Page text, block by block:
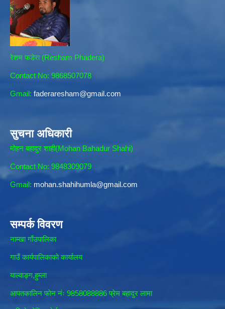
रेशम फडेरा (Resham Phadera)
Contact No: 9868507078
Gmail: faderaresham@gmail.com
सुचना अधिकारी
मोहन बहादुर शाही(Mohan Bahadur Shahi)
Contact No: 9848309079
Gmail: mohan.shahihumla@gmail.com
सम्पर्क विवरण
नाम्खा गाँउपालिका
गाउँ कार्यपालिकाकाे कार्यालय
याल्वाङ्ग,हुम्ला
आपतकालिन फाेन नंः 9858088886 प्रेम बहादुर लामा